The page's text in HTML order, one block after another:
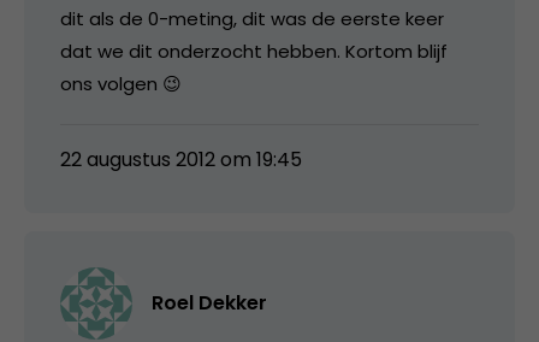
dit als de 0-meting, dit was de eerste keer
dat we dit onderzocht hebben. Kortom blijf
ons volgen 😉
22 augustus 2012 om 19:45
Roel Dekker